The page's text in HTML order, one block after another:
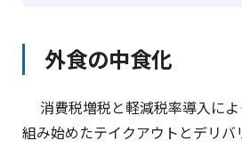
外食の中食化
消費税増税と軽減税率導入によ
組み始めたテイクアウトとデリバ